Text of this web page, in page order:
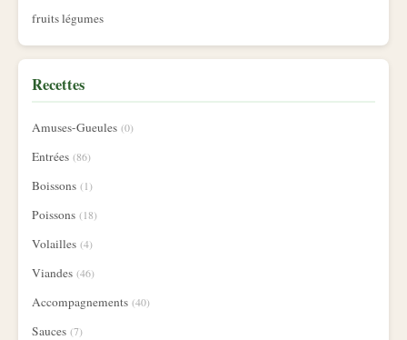
fruits légumes
Recettes
Amuses-Gueules (0)
Entrées (86)
Boissons (1)
Poissons (18)
Volailles (4)
Viandes (46)
Accompagnements (40)
Sauces (7)